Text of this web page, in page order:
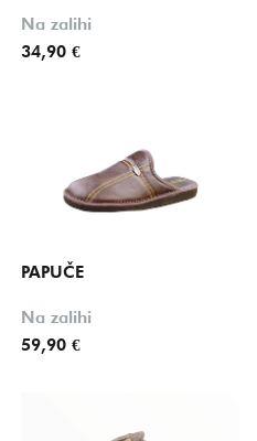
Na zalihi
34,90 €
PAPUČE
Na zalihi
59,90 €